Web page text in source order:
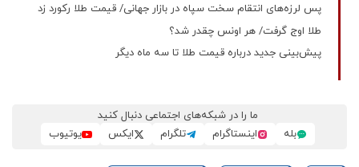
پس لرزه‌های انتقام سخت سپاه در بازار جهانی/ قیمت طلا رکورد زد
طلا اوج گرفت/ هر اونس چقدر شد؟
پیش‌بینی جدید درباره قیمت طلا تا سه ماه دیگر
ما را در شبکه‌های اجتماعی دنبال کنید
بله
اینستاگرام تلگرام ایکس یوتیوب